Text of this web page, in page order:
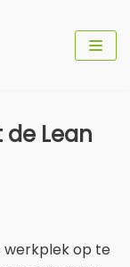
Lean
werkplek op te